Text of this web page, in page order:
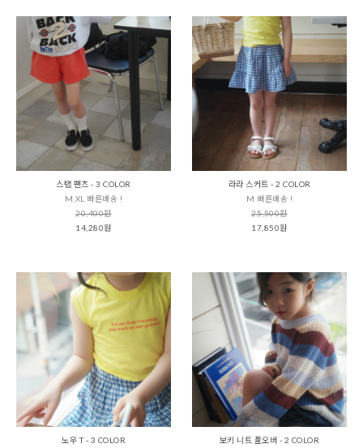
스탭 팬츠 - 3 COLOR
M,XL 빠른배송 !
20,400원
14,280원
라라 스커트 - 2 COLOR
M 빠른배송 !
25,500원
17,850원
노우 T - 3 COLOR
보키 니트 풀오버 - 2 COLOR